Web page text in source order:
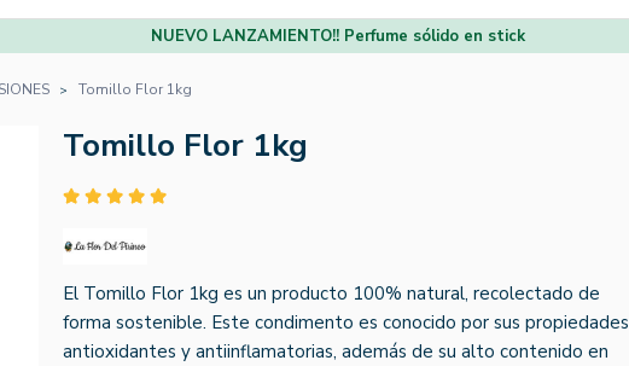
NUEVO LANZAMIENTO!! Perfume sólido en stick
Tomillo Flor 1kg
Tomillo Flor 1kg
El Tomillo Flor 1kg es un producto 100% natural, recolectado de
forma sostenible. Este condimento es conocido por sus propiedades
antioxidantes y antiinflamatorias, además de su alto contenido en